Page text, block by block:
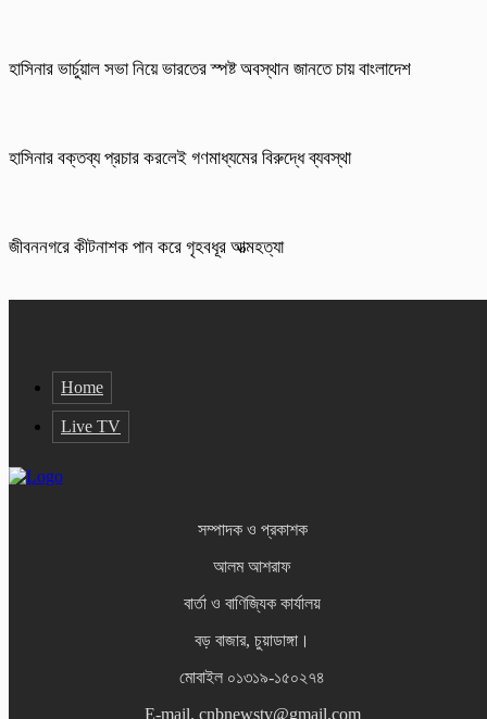
হাসিনার ভার্চুয়াল সভা নিয়ে ভারতের স্পষ্ট অবস্থান জানতে চায় বাংলাদেশ
হাসিনার বক্তব্য প্রচার করলেই গণমাধ্যমের বিরুদ্ধে ব্যবস্থা
জীবননগরে কীটনাশক পান করে গৃহবধূর আত্মহত্যা
Home
Live TV
সম্পাদক ও প্রকাশক
আলম আশরাফ
বার্তা ও বাণিজ্যিক কার্যালয়
বড় বাজার, চুয়াডাঙ্গা।
মোবাইল ০১৩১৯-১৫০২৭৪
E-mail. cnbnewstv@gmail.com